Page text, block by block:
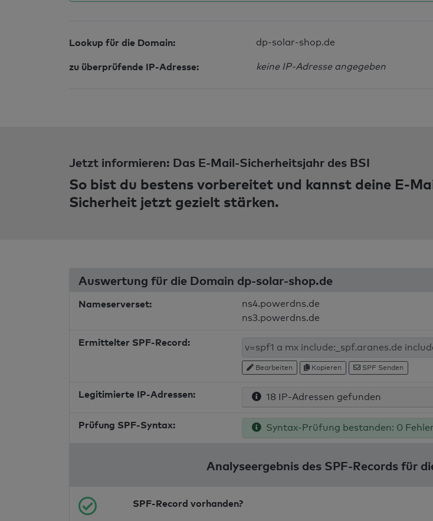
Lookup für die Domain: dp-solar-shop.de
zu überprüfende IP-Adresse: keine IP-Adresse angegeben
Jetzt informieren: Das E-Mail-Sicherheitsjahr des BSI
So bist du bestens vorbereitet und kannst deine E-
Sicherheit jetzt gezielt stärken.
Auswertung für die Domain dp-solar-shop.de
Nameserverset:
ns4.powerdns.de
ns3.powerdns.de
Ermittelter SPF-Record:
Bearbeiten Kopieren SPF Senden
Legitimierte IP-Adressen: 18 IP-Adressen gefunden
Prüfung SPF-Syntax: Syntax-Prüfung bestanden: 0 Fehler
Analyseergebnis des SPF-Records für
SPF-Record vorhanden?